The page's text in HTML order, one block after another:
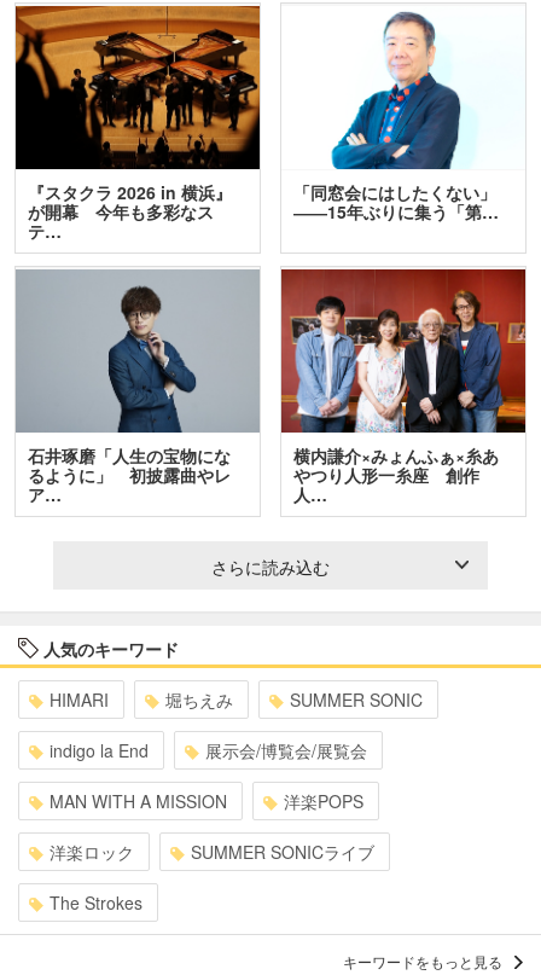
『スタクラ 2026 in 横浜』
が開幕 今年も多彩なス
テ…
「同窓会にはしたくない」
――15年ぶりに集う「第…
石井琢磨「人生の宝物にな
るように」 初披露曲やレ
ア…
横内謙介×みょんふぁ×糸あ
やつり人形一糸座 創作
人…
さらに読み込む
人気のキーワード
HIMARI 堀ちえみ SUMMER SONIC
indigo la End 展示会/博覧会/展覧会
MAN WITH A MISSION 洋楽POPS
洋楽ロック SUMMER SONICライブ
The Strokes
キーワードをもっと見る